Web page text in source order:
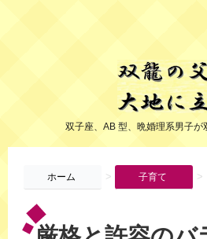
双子座、AB 型、晩婚理系男子が
ホーム > 子育て >